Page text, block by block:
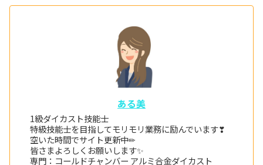
ある美
1級ダイカスト技能士
特級技能士を目指してモリモリ業務に励んでいます❣
空いた時間でサイト更新中✏
皆さまよろしくお願いします✨
専門：コールドチャンバー アルミ合金ダイカスト